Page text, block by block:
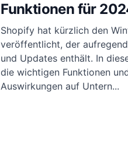
Funktionen für
Shopify hat kürzlich den
veröffentlicht, der
und Updates enthält. In
die wichtigen Funktionen
Auswirkungen auf Untern...